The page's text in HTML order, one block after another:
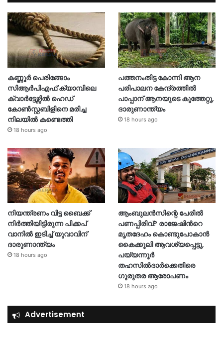
കണ്ണൂർ പെരിങ്ങോം
സിആർപിഎഫ് ക്യാമ്പിലെ
ക്വാർട്ടേഴ്സിൽ ഹെഡ്
കോൺസ്റ്റബിളിനെ മരിച്ച
നിലയിൽ കണ്ടെത്തി
18 hours ago
പത്തനംതിട്ട കോന്നി ആന
പരിപാലന കേന്ദ്രത്തിൽ
പാപ്പാന് ആനയുടെ കുത്തേറ്റു,
ദാരുണാന്ത്യം
18 hours ago
നിയന്ത്രണം വിട്ട ബൈക്ക്
നിർത്തിയിട്ടിരുന്ന പിക്കപ്
വാനിൽ ഇടിച്ച് യുവാവിന്
ദാരുണാന്ത്യം
18 hours ago
ആംബുലൻസിന്റെ പേരിൽ
പണപ്പിരിവ്? രാജേഷിന്‍റെ
മൃതദേഹം കൊണ്ടുപോകാൻ
കൈക്കൂലി ആവശ്യപ്പെട്ടു,
പയ്യന്നൂർ
തഹസിൽദാർക്കെതിരെ
ഗുരുതര ആരോപണം
18 hours ago
Advertisement